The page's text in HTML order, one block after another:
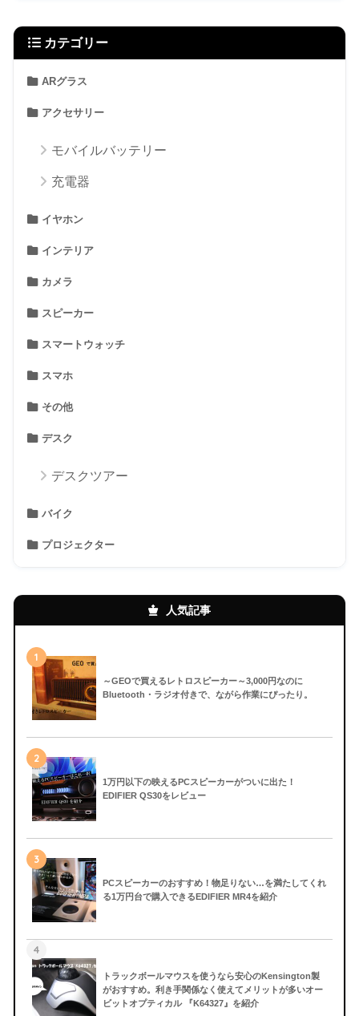
カテゴリー
ARグラス
アクセサリー
モバイルバッテリー
充電器
イヤホン
インテリア
カメラ
スピーカー
スマートウォッチ
スマホ
その他
デスク
デスクツアー
バイク
プロジェクター
人気記事
1
～GEOで買えるレトロスピーカー～3,000円なのに
Bluetooth・ラジオ付きで、ながら作業にぴったり。
2
1万円以下の映えるPCスピーカーがついに出た！
EDIFIER QS30をレビュー
3
PCスピーカーのおすすめ！物足りない…を満たしてくれ
る1万円台で購入できるEDIFIER MR4を紹介
4
トラックボールマウスを使うなら安心のKensington製
がおすすめ。利き手関係なく使えてメリットが多いオー
ビットオプティカル 『K64327』を紹介